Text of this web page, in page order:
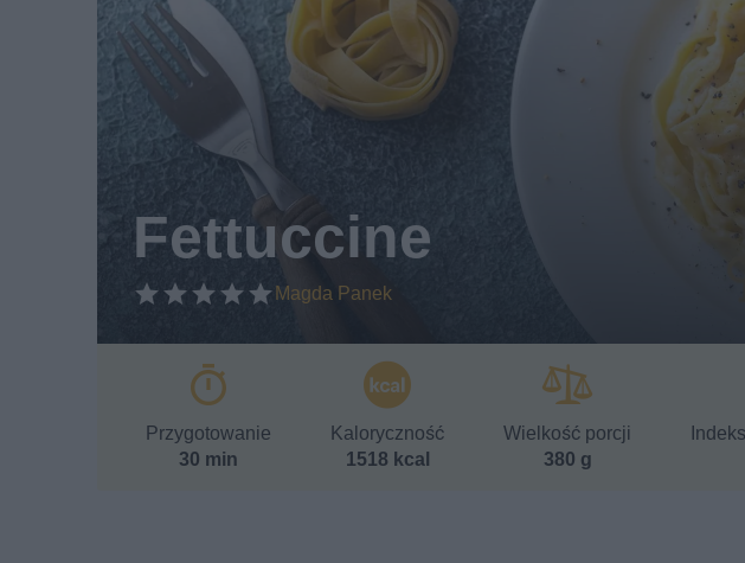
Fettuccine
Magda Panek
Przygotowanie
30 min
Kaloryczność
1518 kcal
Wielkość porcji
380 g